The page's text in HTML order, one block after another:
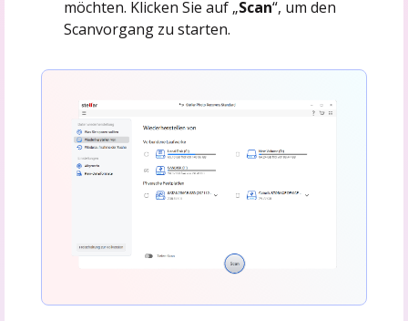
möchten. Klicken Sie auf „Scan“, um den
Scanvorgang zu starten.